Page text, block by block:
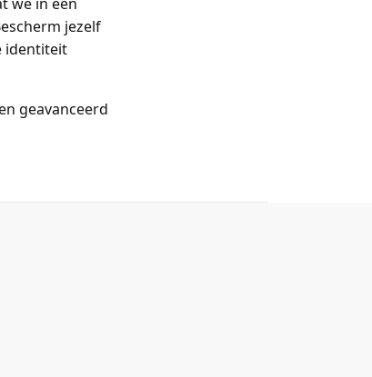
jezelf
identiteit
geavanceerd